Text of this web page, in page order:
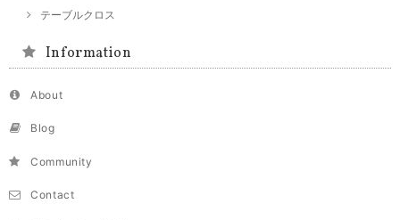
テーブルクロス
Information
About
Blog
Community
Contact